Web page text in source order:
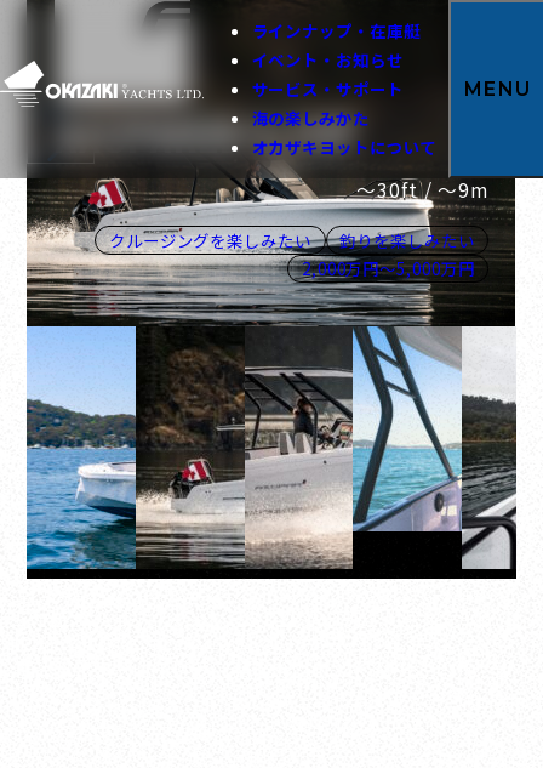
ラインナップ・在庫艇
イベント・お知らせ
サービス・サポート
海の楽しみかた
オカザキヨットについて
MENU
AXOPAR22 T-TOP
～30ft / 〜9m
クルージングを楽しみたい
釣りを楽しみたい
2,000万円～5,000万円